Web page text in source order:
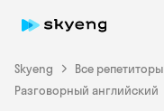
Skyeng Все репетиторы
Разговорный английский